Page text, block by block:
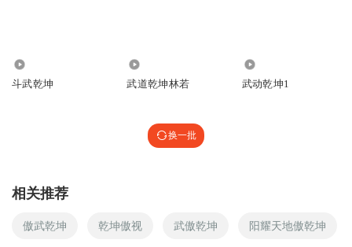
斗武乾坤 武道乾坤林若 武动乾坤1
换一批
相关推荐
傲武乾坤 乾坤傲视 武傲乾坤 阳耀天地傲乾坤